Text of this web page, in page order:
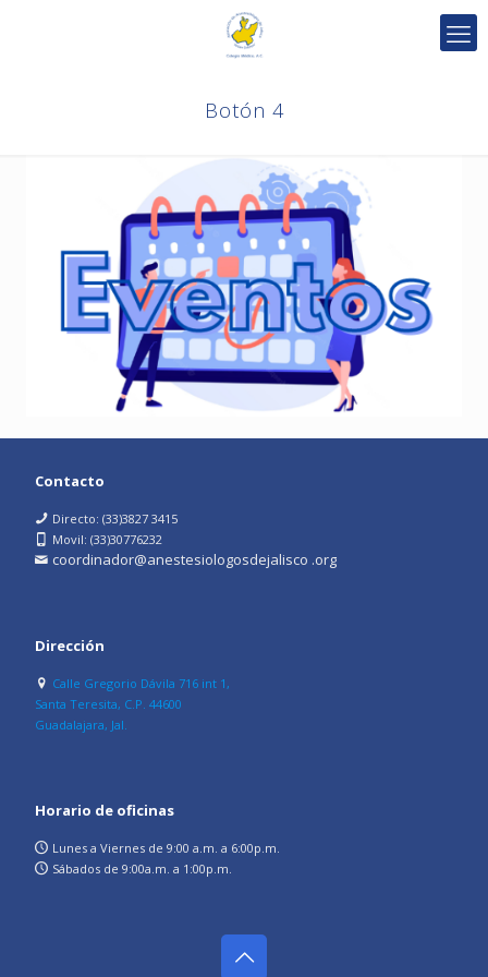
Botón 4
Contacto
Directo: (33)3827 3415
Movil: (33)30776232
coordinador@anestesiologosdejalisco .org
Dirección
Calle Gregorio Dávila 716 int 1,
Santa Teresita, C.P. 44600
Guadalajara, Jal.
Horario de oficinas
Lunes a Viernes de 9:00 a.m. a 6:00p.m.
Sábados de 9:00a.m. a 1:00p.m.